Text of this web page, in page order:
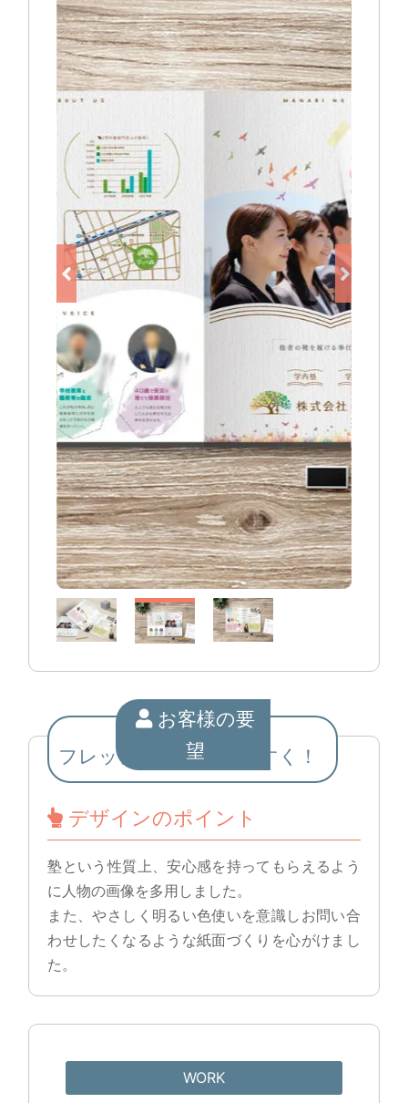
お客様の要
望
フレッシュにわかりやすく！
デザインのポイント
塾という性質上、安心感を持ってもらえるよう
に人物の画像を多用しました。
また、やさしく明るい色使いを意識しお問い合
わせしたくなるような紙面づくりを心がけまし
た。
WORK